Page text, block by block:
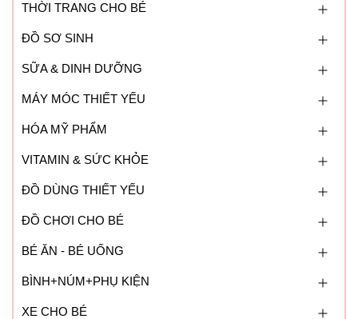
THỜI TRANG CHO BÉ
ĐỒ SƠ SINH
SỮA & DINH DƯỠNG
MÁY MÓC THIẾT YẾU
HÓA MỸ PHẨM
VITAMIN & SỨC KHỎE
ĐỒ DÙNG THIẾT YẾU
ĐỒ CHƠI CHO BÉ
BÉ ĂN - BÉ UỐNG
BÌNH+NÚM+PHỤ KIỆN
XE CHO BÉ